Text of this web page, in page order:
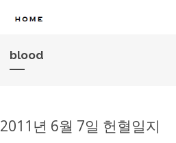
blood
2011년 6월 7일 헌혈일지